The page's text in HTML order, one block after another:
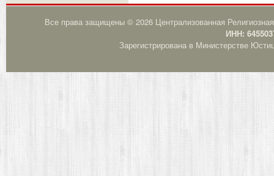
Все права защищены © 2026 Централизованная
ИНН:
Зарегистрирована в Министерстве